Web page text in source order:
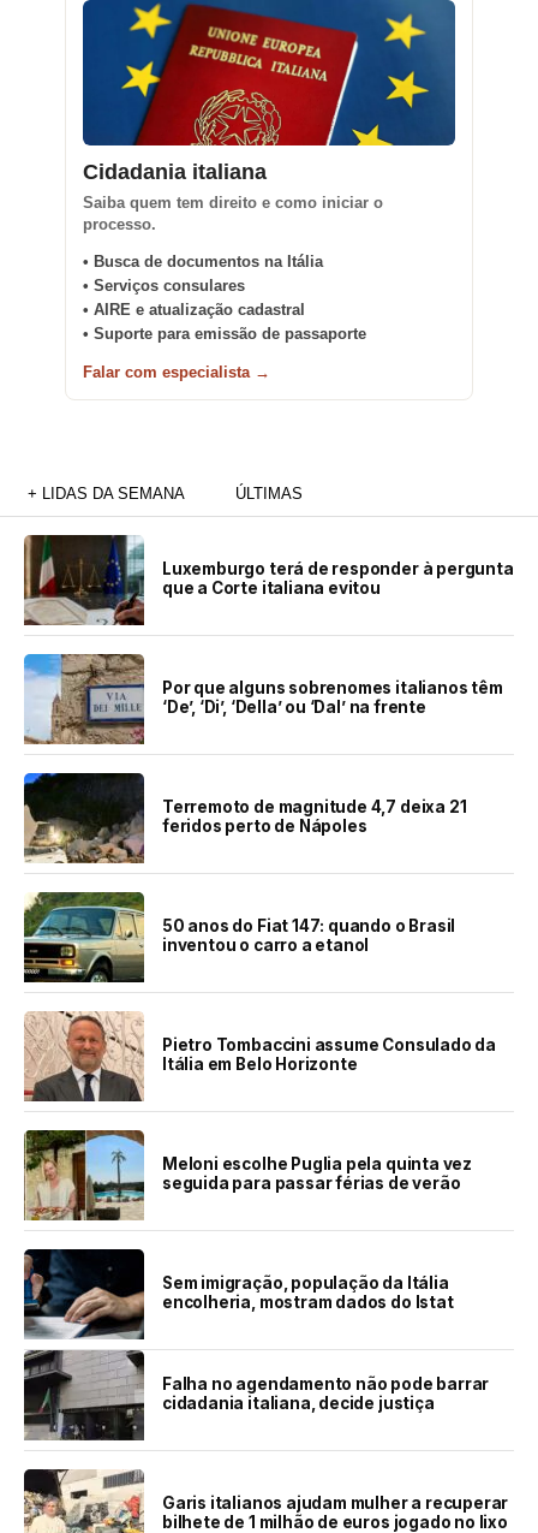
Cidadania italiana
Saiba quem tem direito e como iniciar o
processo.
• Busca de documentos na Itália
• Serviços consulares
• AIRE e atualização cadastral
• Suporte para emissão de passaporte
Falar com especialista →
+ LIDAS DA SEMANA ÚLTIMAS
Luxemburgo terá de responder à pergunta
que a Corte italiana evitou
Por que alguns sobrenomes italianos têm
‘De’, ‘Di’, ‘Della’ ou ‘Dal’ na frente
Terremoto de magnitude 4,7 deixa 21
feridos perto de Nápoles
50 anos do Fiat 147: quando o Brasil
inventou o carro a etanol
Pietro Tombaccini assume Consulado da
Itália em Belo Horizonte
Meloni escolhe Puglia pela quinta vez
seguida para passar férias de verão
Sem imigração, população da Itália
encolheria, mostram dados do Istat
Falha no agendamento não pode barrar
cidadania italiana, decide justiça
Garis italianos ajudam mulher a recuperar
bilhete de 1 milhão de euros jogado no lixo